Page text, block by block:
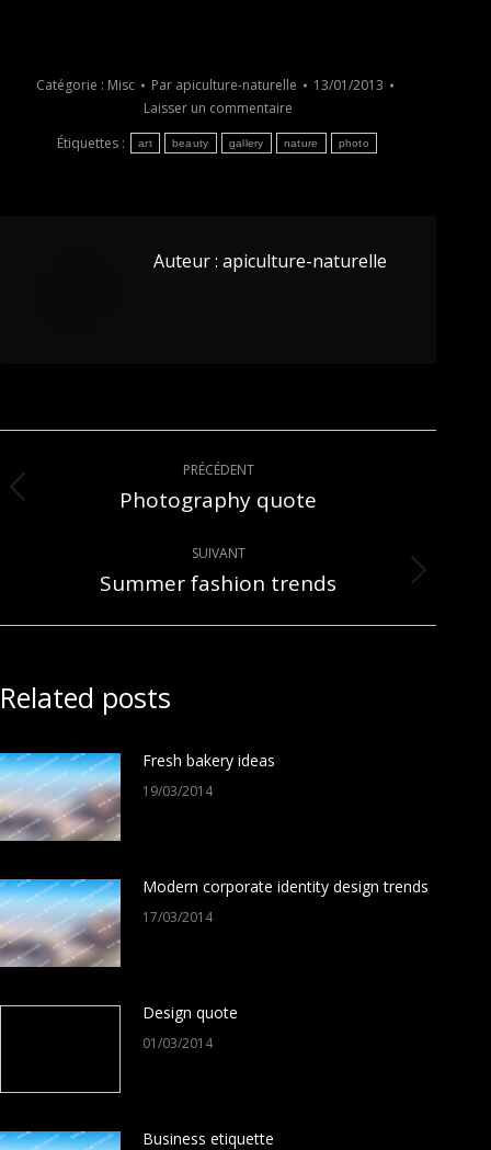
Catégorie : Misc Par apiculture-naturelle
13/01/2013
Laisser un commentaire
Étiquettes :
art beauty gallery nature photo
Auteur : apiculture-naturelle
Navigation
article
PRÉCÉDENT
Article
:
Photography quote
SUIVANT
Article
:
Summer fashion trends
Related posts
Fresh bakery ideas
19/03/2014
Modern corporate identity design trends
17/03/2014
Design quote
01/03/2014
Business etiquette